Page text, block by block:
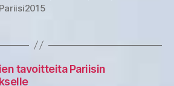
Pariisi2015
tavoitteita Pariisin